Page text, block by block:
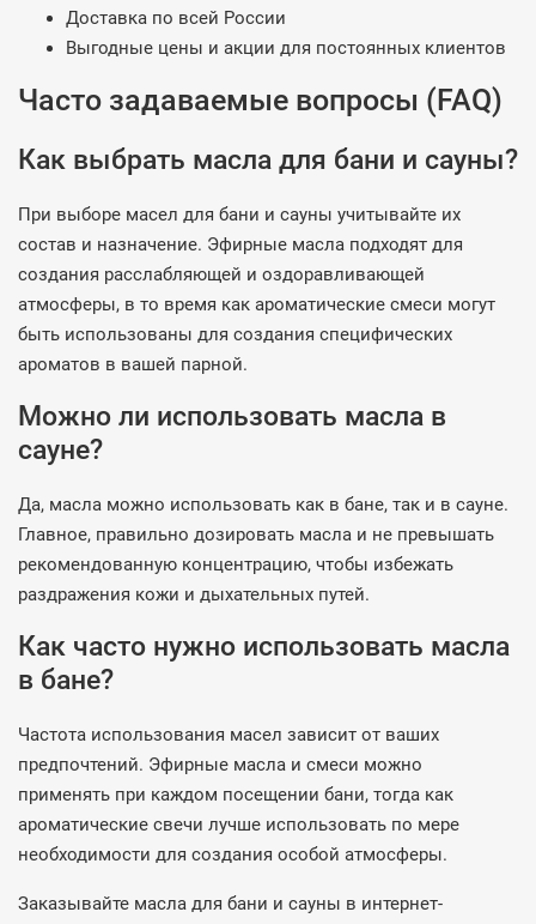
Доставка по всей России
Выгодные цены и акции для постоянных клиентов
Часто задаваемые вопросы (FAQ)
Как выбрать масла для бани и сауны?
При выборе масел для бани и сауны учитывайте их
состав и назначение. Эфирные масла подходят для
создания расслабляющей и оздоравливающей
атмосферы, в то время как ароматические смеси могут
быть использованы для создания специфических
ароматов в вашей парной.
Можно ли использовать масла в
сауне?
Да, масла можно использовать как в бане, так и в сауне.
Главное, правильно дозировать масла и не превышать
рекомендованную концентрацию, чтобы избежать
раздражения кожи и дыхательных путей.
Как часто нужно использовать масла
в бане?
Частота использования масел зависит от ваших
предпочтений. Эфирные масла и смеси можно
применять при каждом посещении бани, тогда как
ароматические свечи лучше использовать по мере
необходимости для создания особой атмосферы.
Заказывайте масла для бани и сауны в интернет-